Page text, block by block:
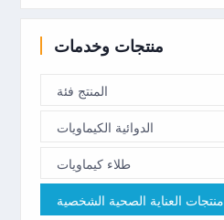
منتجات وخدمات
المنتج فئة
الدوائية الكيماويات
طلاء كيماويات
منتجات العناية الصحية الشخصية